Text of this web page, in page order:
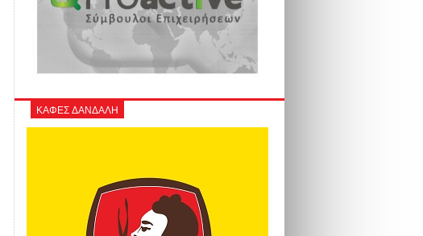
ΚΑΦΕΣ ΔΑΝΔΑΛΗ